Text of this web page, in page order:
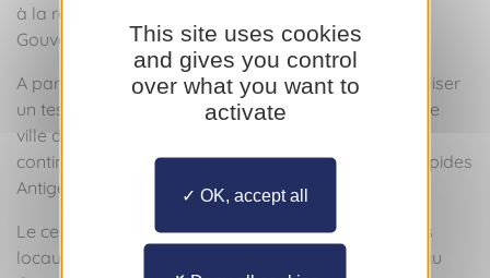
à la réalisation des tests PCR organisés par le
Gouvernement Princier.
A partir de cette date, les personnes souhaitant réaliser
un test PCR devront se rendre dans le laboratoire de
ville de leur choix. Les officines de pharmacie
continueront de proposer la réalisation de Tests Rapides
Antigéniques.
Le centre de vaccination sera délocalisé au sein des
locaux du Centre Monégasque de Dépistage situé au
This site uses cookies
and gives you control
over what you want to
activate
OK, accept all